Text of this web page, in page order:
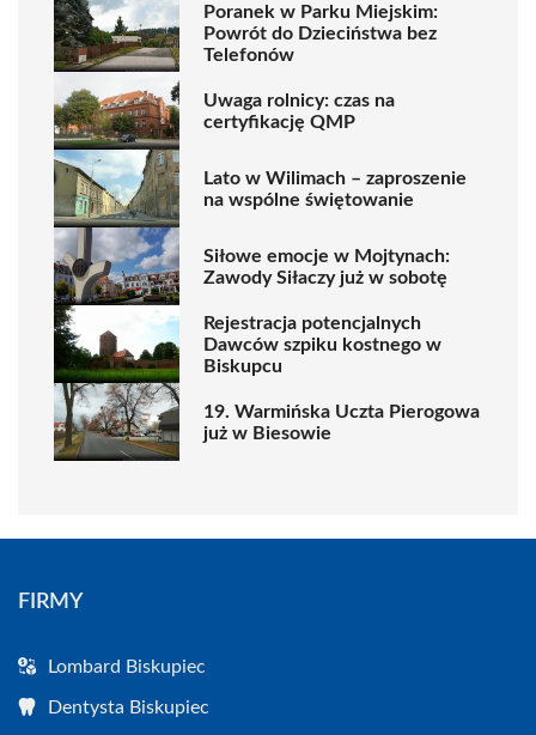
Poranek w Parku Miejskim:
Powrót do Dzieciństwa bez
Telefonów
Uwaga rolnicy: czas na
certyfikację QMP
Lato w Wilimach – zaproszenie
na wspólne świętowanie
Siłowe emocje w Mojtynach:
Zawody Siłaczy już w sobotę
Rejestracja potencjalnych
Dawców szpiku kostnego w
Biskupcu
19. Warmińska Uczta Pierogowa
już w Biesowie
FIRMY
Lombard Biskupiec
Dentysta Biskupiec